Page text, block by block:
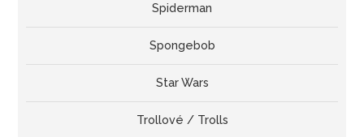
Spiderman
Spongebob
Star Wars
Trollové / Trolls